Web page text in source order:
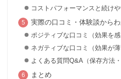
コストパフォーマンスと続け
実際の口コミ・体験談から
ポジティブな口コミ（効果を感
ネガティブな口コミ（効果が
よくある質問Q&A（保存方法
まとめ